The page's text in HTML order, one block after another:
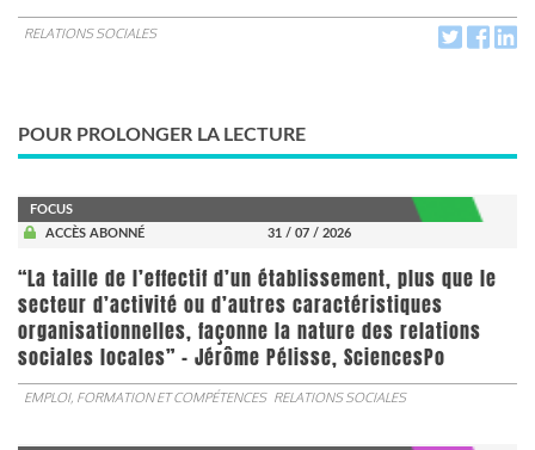
RELATIONS SOCIALES
POUR PROLONGER LA LECTURE
FOCUS
ACCÈS ABONNÉ
31 / 07 / 2026
“La taille de l’effectif d’un établissement, plus que le
secteur d’activité ou d’autres caractéristiques
organisationnelles, façonne la nature des relations
sociales locales” - Jérôme Pélisse, SciencesPo
EMPLOI, FORMATION ET COMPÉTENCES RELATIONS SOCIALES